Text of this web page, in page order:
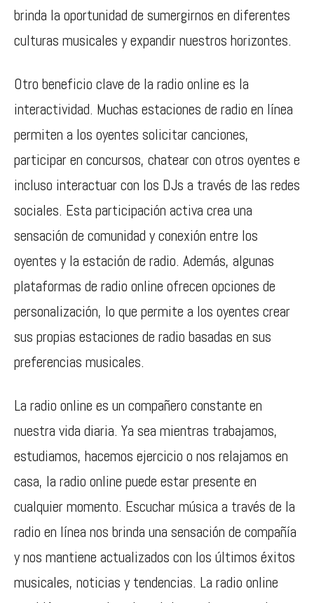
brinda la oportunidad de sumergirnos en diferentes
culturas musicales y expandir nuestros horizontes.
Otro beneficio clave de la radio online es la
interactividad. Muchas estaciones de radio en línea
permiten a los oyentes solicitar canciones,
participar en concursos, chatear con otros oyentes e
incluso interactuar con los DJs a través de las redes
sociales. Esta participación activa crea una
sensación de comunidad y conexión entre los
oyentes y la estación de radio. Además, algunas
plataformas de radio online ofrecen opciones de
personalización, lo que permite a los oyentes crear
sus propias estaciones de radio basadas en sus
preferencias musicales.
La radio online es un compañero constante en
nuestra vida diaria. Ya sea mientras trabajamos,
estudiamos, hacemos ejercicio o nos relajamos en
casa, la radio online puede estar presente en
cualquier momento. Escuchar música a través de la
radio en línea nos brinda una sensación de compañía
y nos mantiene actualizados con los últimos éxitos
musicales, noticias y tendencias. La radio online